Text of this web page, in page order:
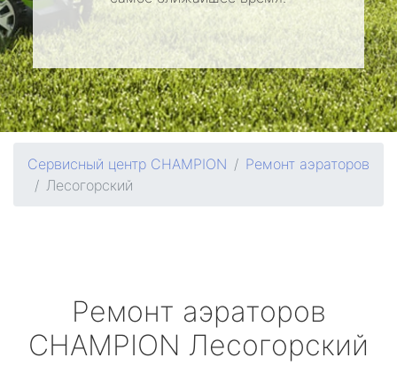
Сервисный центр CHAMPION
Ремонт аэраторов
Лесогорский
Ремонт аэраторов
CHAMPION Лесогорский